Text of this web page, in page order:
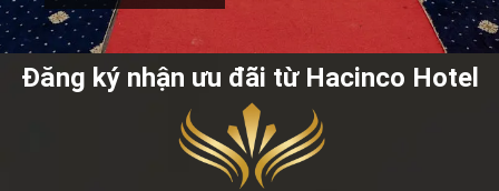
Đăng ký nhận ưu đãi từ Hacinco Hotel